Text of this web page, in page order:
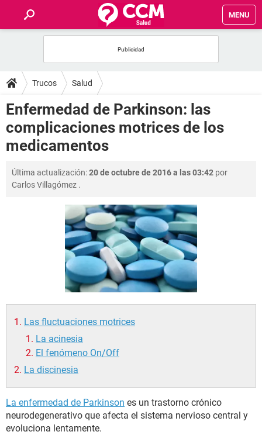
MENU
FOROS
SALUD
FAMILIA
Trucos Salud
Enfermedad de Parkinson: las
complicaciones motrices de los
medicamentos
Última actualización:20 de octubre de 2016 a las 03:42 por
Carlos Villagómez .
Las fluctuaciones motrices
La acinesia
El fenómeno On/Off
La discinesia
La enfermedad de Parkinson es un trastorno crónico
neurodegenerativo que afecta el sistema nervioso central y
evoluciona lentamente.